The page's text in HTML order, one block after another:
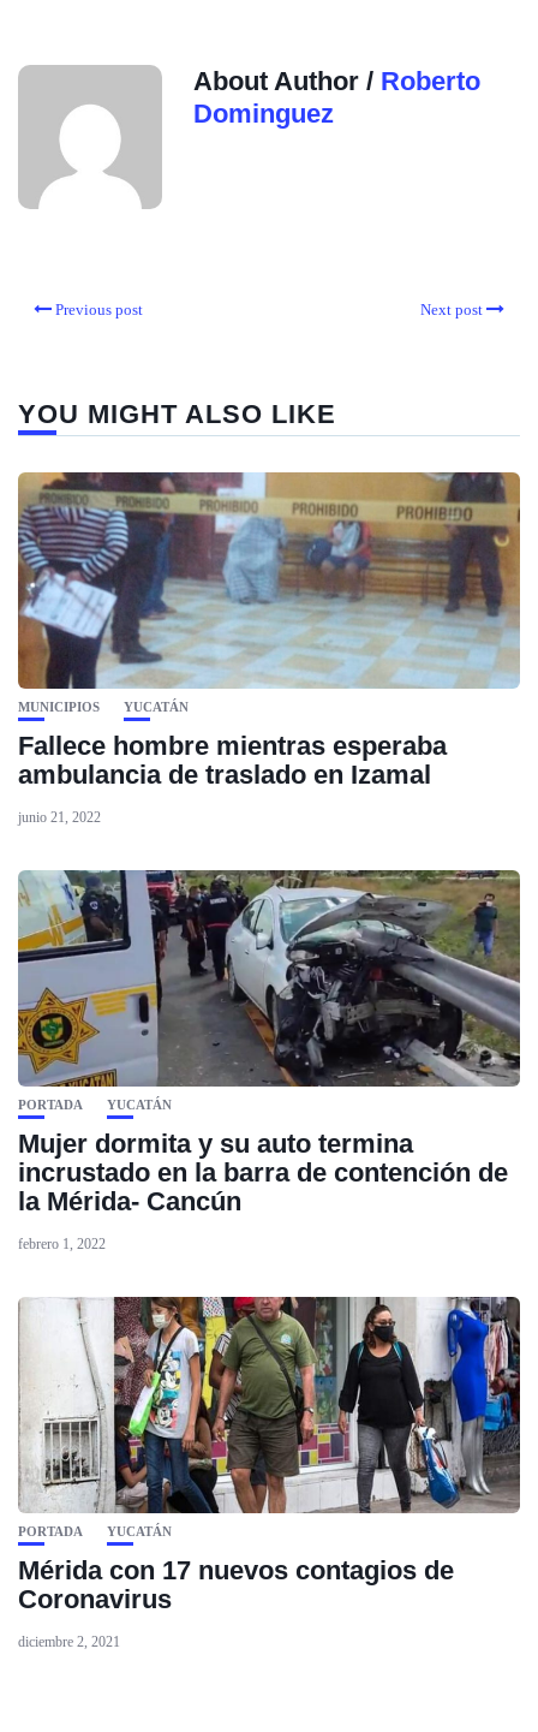
About Author / Roberto
Dominguez
Previous post Next post
YOU MIGHT ALSO LIKE
MUNICIPIOS YUCATÁN
Fallece hombre mientras esperaba
ambulancia de traslado en Izamal
junio 21, 2022
PORTADA YUCATÁN
Mujer dormita y su auto termina
incrustado en la barra de contención de
la Mérida- Cancún
febrero 1, 2022
PORTADA YUCATÁN
Mérida con 17 nuevos contagios de
Coronavirus
diciembre 2, 2021